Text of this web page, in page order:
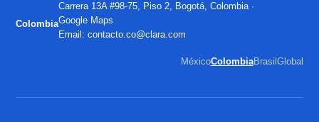
Colombia
Carrera 13A #98-75, Piso 2, Bogotá, Colombia ·
Google Maps
Email:contacto.co@clara.com
MéxicoColombiaBrasil Global